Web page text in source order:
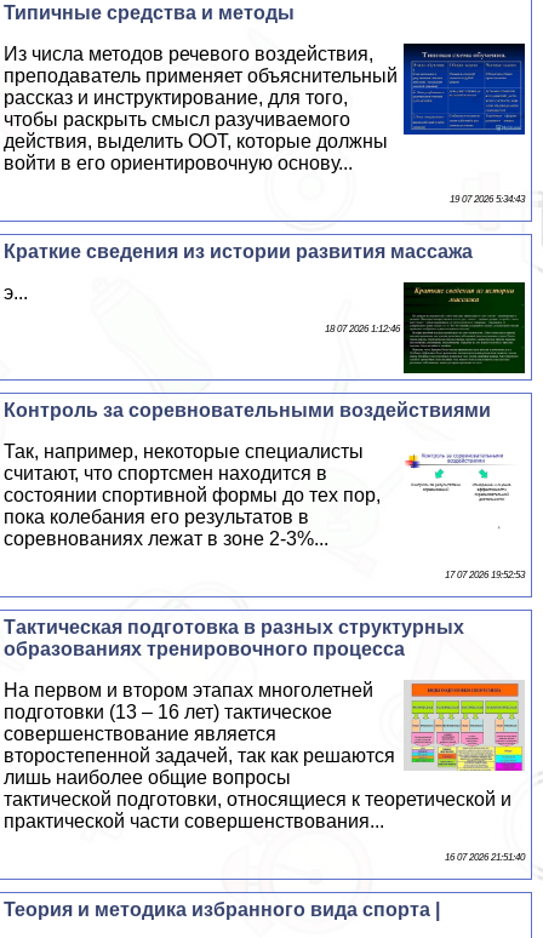
Типичные средства и методы
Из числа методов речевого воздействия,
преподаватель применяет объяснительный
рассказ и инструктирование, для того,
чтобы раскрыть смысл разучиваемого
действия, выделить ООТ, которые должны
войти в его ориентировочную основу...
19 07 2026 5:34:43
Краткие сведения из истории развития массажа
э...
18 07 2026 1:12:46
Контроль за соревновательными воздействиями
Так, например, некоторые специалисты
считают, что спортсмен находится в
состоянии спортивной формы до тех пор,
пока колебания его результатов в
соревнованиях лежат в зоне 2-3%...
17 07 2026 19:52:53
Тактическая подготовка в разных структурных
образованиях тренировочного процесса
На первом и втором этапах многолетней
подготовки (13 – 16 лет) тактическое
совершенствование является
второстепенной задачей, так как решаются
лишь наиболее общие вопросы
тактической подготовки, относящиеся к теоретической и
пpaктической части совершенствования...
16 07 2026 21:51:40
Теория и методика избранного вида спорта |